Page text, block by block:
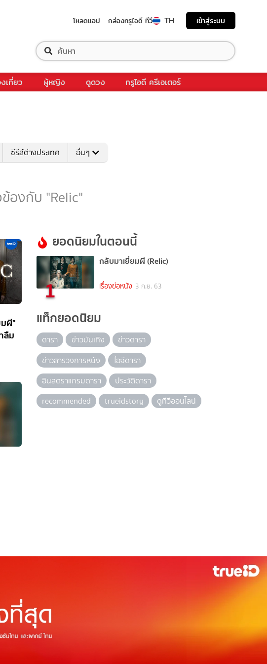
โหลดแอป กล่องทรูไอดี ทีวี TH เข้าสู่ระบบ
เที่ยว ผู้หญิง ดูดวง ทรูไอดี ครีเอเตอร์
ซีรีส์ต่างประเทศ อื่นๆ
องกับ "Relic"
ผี"
ลืม
ยอดนิยมในตอนนี้
1
กลับมาเยี่ยมผี (Relic)
เรื่องย่อหนัง 3 ก.ย. 63
แท็กยอดนิยม
ดารา ข่าวบันเทิง
ข่าวดารา
ข่าวสารวงการหนัง
ไอจีดารา
อินสตราแกรมดารา
ประวัติดารา
recommended
trueidstory ดูทีวีออนไลน์